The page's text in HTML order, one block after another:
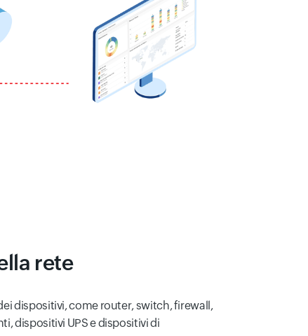
rete
dispositivi, come router, switch, firewall,
dispositivi UPS e dispositivi di